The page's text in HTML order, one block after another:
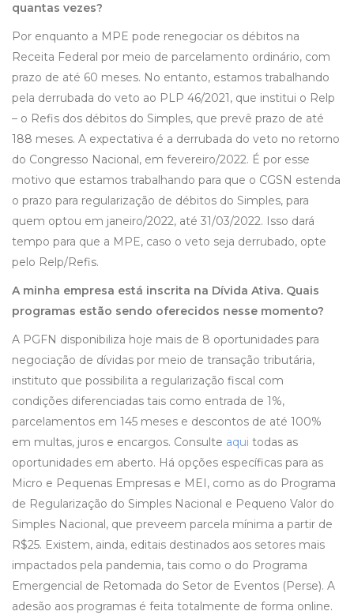
quantas vezes?
Por enquanto a MPE pode renegociar os débitos na
Receita Federal por meio de parcelamento ordinário, com
prazo de até 60 meses. No entanto, estamos trabalhando
pela derrubada do veto ao PLP 46/2021, que institui o Relp
– o Refis dos débitos do Simples, que prevê prazo de até
188 meses. A expectativa é a derrubada do veto no retorno
do Congresso Nacional, em fevereiro/2022. É por esse
motivo que estamos trabalhando para que o CGSN estenda
o prazo para regularização de débitos do Simples, para
quem optou em janeiro/2022, até 31/03/2022. Isso dará
tempo para que a MPE, caso o veto seja derrubado, opte
pelo Relp/Refis.
A minha empresa está inscrita na Dívida Ativa. Quais
programas estão sendo oferecidos nesse momento?
A PGFN disponibiliza hoje mais de 8 oportunidades para
negociação de dívidas por meio de transação tributária,
instituto que possibilita a regularização fiscal com
condições diferenciadas tais como entrada de 1%,
parcelamentos em 145 meses e descontos de até 100%
em multas, juros e encargos. Consulte aqui todas as
oportunidades em aberto. Há opções específicas para as
Micro e Pequenas Empresas e MEI, como as do Programa
de Regularização do Simples Nacional e Pequeno Valor do
Simples Nacional, que preveem parcela mínima a partir de
R$25. Existem, ainda, editais destinados aos setores mais
impactados pela pandemia, tais como o do Programa
Emergencial de Retomada do Setor de Eventos (Perse). A
adesão aos programas é feita totalmente de forma online.